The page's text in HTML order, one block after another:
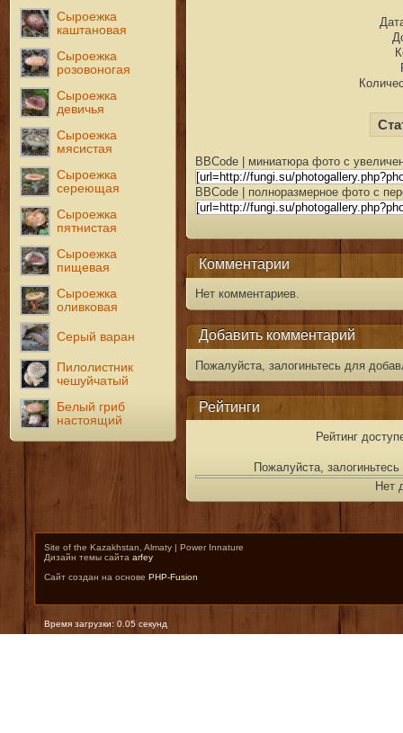
Сыроежка
каштановая
Сыроежка
розовоногая
Сыроежка
девичья
Сыроежка
мясистая
Сыроежка
сереющая
Сыроежка
пятнистая
Сыроежка
пищевая
Сыроежка
оливковая
Серый варан
Пилолистник
чешуйчатый
Белый гриб
настоящий
BBCode | миниатюра фото с
BBCode | полноразмерное фото с
Комментарии
Нет комментариев.
Добавить комментарий
Пожалуйста, залогиньтесь для
Рейтинги
Рейтинг
Пожалуйста,
Нет
Site of the Kazakhstan, Almaty | Power Innature
Дизайн темы сайта arfey
Сайт создан на основе PHP-Fusion
Время загрузки: 0.05 секунд